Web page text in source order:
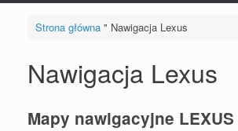
Strona główna" Nawigacja Lexus
Nawigacja Lexus
Mapy nawigacyjne LEXUS